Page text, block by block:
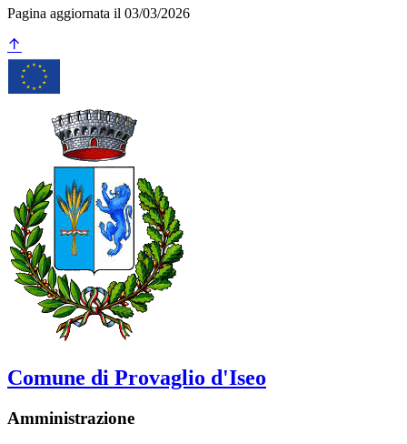
Pagina aggiornata il 03/03/2026
Comune di Provaglio d'Iseo
Amministrazione